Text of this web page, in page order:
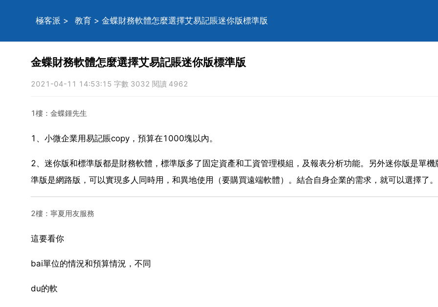
極客派 > 教育 > 金蝶財務軟體怎麼選擇艾易記賬迷你版標準版
金蝶財務軟體怎麼選擇艾易記賬迷你版標準版
2021-04-11 14:53:15 字數 3032 閱讀 4962
1樓：金蝶鍾先生
1、小微企業用易記賬copy，預算在1000塊以內。
2、迷你版和標準版都是財務軟體，標準版多了固定資產和工資管理模組，及報表分析功能。另外迷你版是單機
準版是網路版，可以實現多人同時用，和異地使用（要購買遠端軟體）。結合自身企業的需求，就可以選擇了。
2樓：寧夏用友服務
這要看你
bai單位的情況和預算情況，不同
du的軟